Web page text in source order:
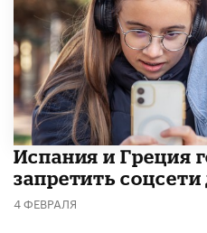
Испания и Греция
запретить
4 ФЕВРАЛЯ